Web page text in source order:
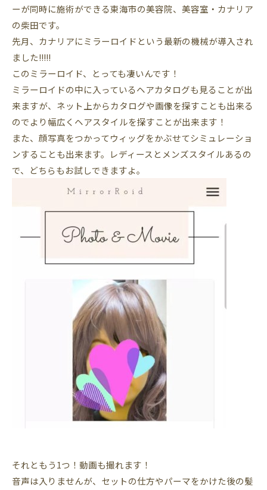
ーが同時に施術ができる東海市の美容院、美容室・カナリア
の柴田です。
先月、カナリアにミラーロイドという最新の機械が導入され
ました!!!!!
このミラーロイド、とっても凄いんです！
ミラーロイドの中に入っているヘアカタログも見ることが出
来ますが、ネット上からカタログや画像を探すことも出来る
のでより幅広くヘアスタイルを探すことが出来ます！
また、顔写真をつかってウィッグをかぶせてシミュレーショ
ンすることも出来ます。レディースとメンズスタイルあるの
で、どちらもお試しできますよ。
それともう1つ！動画も撮れます！
音声は入りませんが、セットの仕方やパーマをかけた後の髪